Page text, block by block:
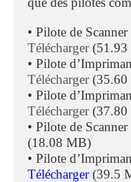
• Pilote de
Télécharger(51.93
• Pilote
Télécharger(35.60
• Pilote
Télécharger(37.80
• Pilote de
(18.08 MB)
• Pilote
Télécharger(39.5